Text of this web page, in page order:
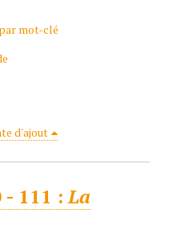
mot-clé
d'ajout
- 111 :La